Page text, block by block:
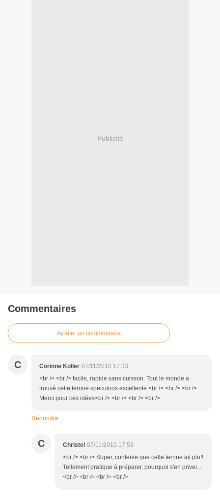
Publicité
Commentaires
Ajouter un commentaire
C Corinne Koller 07/11/2010 17:33
<br /> <br /> facile, rapide sans cuisson. Tout le monde a
trouvé cette terrine speculoos excellente.<br /> <br /> <br />
Merci pour ces idées<br /> <br /> <br /> <br />
Répondre
C Christel 07/11/2010 17:53
<br /> <br /> Super, contente que cette terrine ait plu!!
Tellement pratique à préparer, pourquoi s'en priver...
<br /> <br /> <br /> <br />